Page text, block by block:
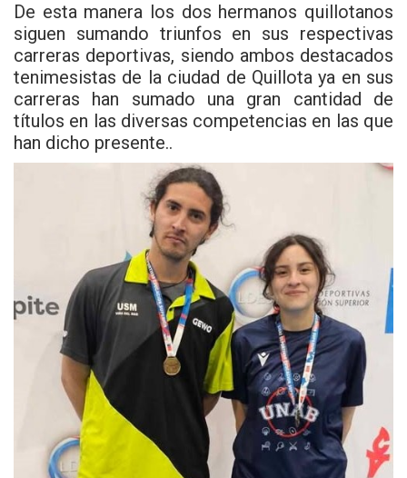
De esta manera los dos hermanos quillotanos
siguen sumando triunfos en sus respectivas
carreras deportivas, siendo ambos destacados
tenimesistas de la ciudad de Quillota ya en sus
carreras han sumado una gran cantidad de
títulos en las diversas competencias en las que
han dicho presente..